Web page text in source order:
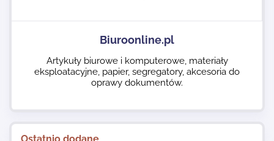
Biuroonline.pl
Artykuły biurowe i komputerowe, materiały
eksploatacyjne, papier, segregatory, akcesoria do
oprawy dokumentów.